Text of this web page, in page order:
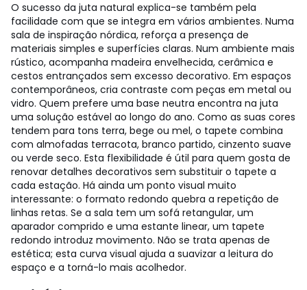
O sucesso da juta natural explica-se também pela
facilidade com que se integra em vários ambientes. Numa
sala de inspiração nórdica, reforça a presença de
materiais simples e superfícies claras. Num ambiente mais
rústico, acompanha madeira envelhecida, cerâmica e
cestos entrançados sem excesso decorativo. Em espaços
contemporâneos, cria contraste com peças em metal ou
vidro. Quem prefere uma base neutra encontra na juta
uma solução estável ao longo do ano. Como as suas cores
tendem para tons terra, bege ou mel, o tapete combina
com almofadas terracota, branco partido, cinzento suave
ou verde seco. Esta flexibilidade é útil para quem gosta de
renovar detalhes decorativos sem substituir o tapete a
cada estação. Há ainda um ponto visual muito
interessante: o formato redondo quebra a repetição de
linhas retas. Se a sala tem um sofá retangular, um
aparador comprido e uma estante linear, um tapete
redondo introduz movimento. Não se trata apenas de
estética; esta curva visual ajuda a suavizar a leitura do
espaço e a torná-lo mais acolhedor.